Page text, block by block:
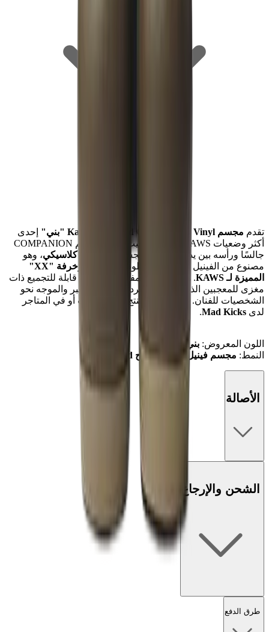
تقدم مجسم Kaws Separated Open Edition Vinyl "بني"
إحدى
أكثر وضعيات KAWS عاطفية، حيث يظهر مجسم COMPANION
جالسًا ورأسه بين يديه. يكتمل المجسم بـ
لون بني كلاسيكي، وهو
مصنوع من الفينيل الفاخر مع خطوط تفصيلية و
زخرفة "XX"
المميزة لـ KAWS
. هذا الإصدار المفتوح هو قطعة قابلة للتجميع ذات
مغزى للمعجبين الذين يقدرون سرد القصص المعبر والموجه نحو
الشخصيات للفنان.
تسوق هذا المنتج عبر الإنترنت أو في المتاجر
لدى Mad Kicks
.
اللون المعروض: بني
النمط: مجسم فينيل إصدار مفتوح Separated
الأصالة
الشحن والإرجاع
طرق الدفع